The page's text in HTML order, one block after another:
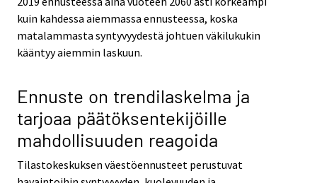
kuin kahdessa aiemmassa ennusteessa, koska
matalammasta syntyvyydestä johtuen väkilukukin
kääntyy aiemmin laskuun.
Ennuste on trendilaskelma ja
tarjoaa päätöksentekijöille
mahdollisuuden reagoida
Tilastokeskuksen väestöennusteet perustuvat